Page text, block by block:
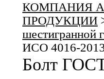
КОМПАНИЯ
ПРОДУКЦИИ
шестигранной
ИСО 4016-
Болт